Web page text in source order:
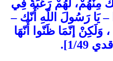
مِنْهُمْ، لَهُمْ رَغْبَةٌ فِي
– يَا رَسُولَ اللّهِ أَنّك –
وَلَكِنْ إنّمَا ظَنّوا أَنّهَا
1/49].